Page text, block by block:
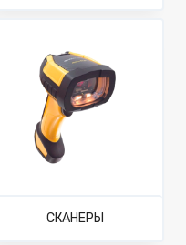
СКАНЕРЫ